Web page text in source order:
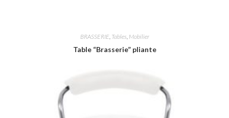
BRASSERIE, Tables, Mobilier
Table “Brasserie” pliante